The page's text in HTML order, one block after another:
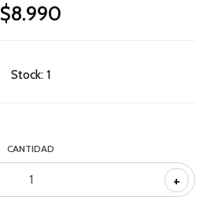
$8.990
Stock: 1
CANTIDAD
+